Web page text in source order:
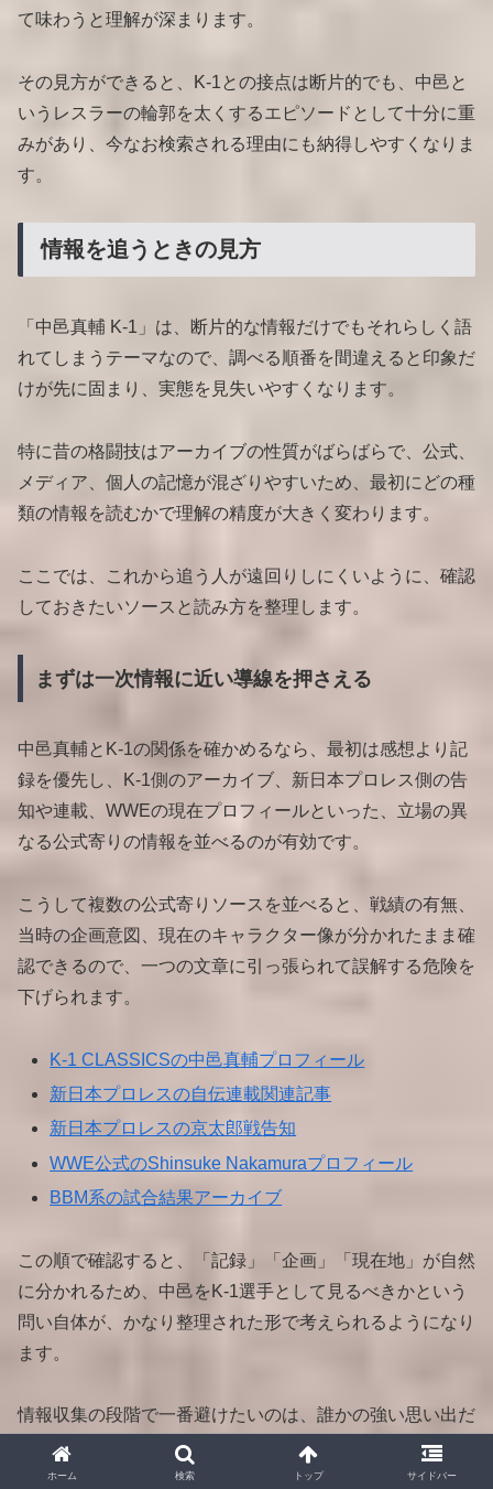
て味わうと理解が深まります。
その見方ができると、K-1との接点は断片的でも、中邑と
いうレスラーの輪郭を太くするエピソードとして十分に重
みがあり、今なお検索される理由にも納得しやすくなりま
す。
情報を追うときの見方
「中邑真輔 K-1」は、断片的な情報だけでもそれらしく語
れてしまうテーマなので、調べる順番を間違えると印象だ
けが先に固まり、実態を見失いやすくなります。
特に昔の格闘技はアーカイブの性質がばらばらで、公式、
メディア、個人の記憶が混ざりやすいため、最初にどの種
類の情報を読むかで理解の精度が大きく変わります。
ここでは、これから追う人が遠回りしにくいように、確認
しておきたいソースと読み方を整理します。
まずは一次情報に近い導線を押さえる
中邑真輔とK-1の関係を確かめるなら、最初は感想より記
録を優先し、K-1側のアーカイブ、新日本プロレス側の告
知や連載、WWEの現在プロフィールといった、立場の異
なる公式寄りの情報を並べるのが有効です。
こうして複数の公式寄りソースを並べると、戦績の有無、
当時の企画意図、現在のキャラクター像が分かれたまま確
認できるので、一つの文章に引っ張られて誤解する危険を
下げられます。
K-1 CLASSICSの中邑真輔プロフィール
新日本プロレスの自伝連載関連記事
新日本プロレスの京太郎戦告知
WWE公式のShinsuke Nakamuraプロフィール
BBM系の試合結果アーカイブ
この順で確認すると、「記録」「企画」「現在地」が自然
に分かれるため、中邑をK-1選手として見るべきかという
問い自体が、かなり整理された形で考えられるようになり
ます。
情報収集の段階で一番避けたいのは、誰かの強い思い出だ
けで全体像を決めてしまうことで、まずは事実の骨組みを
押さえることが先です。
ホーム 検索 トップ サイドバー